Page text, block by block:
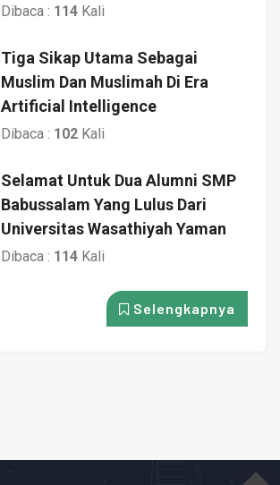
Dibaca : 114 Kali
Tiga Sikap Utama Sebagai
Muslim Dan Muslimah Di Era
Artificial Intelligence
Dibaca : 102 Kali
Selamat Untuk Dua Alumni SMP
Babussalam Yang Lulus Dari
Universitas Wasathiyah Yaman
Dibaca : 114 Kali
Selengkapnya